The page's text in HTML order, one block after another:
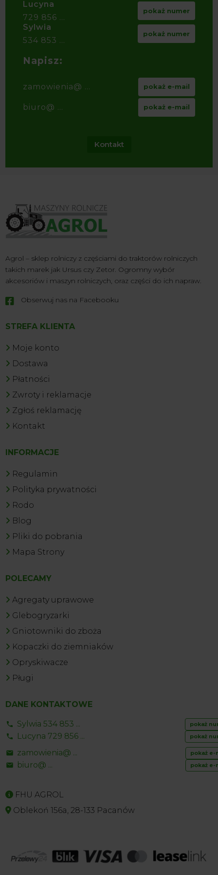
Lucyna
729 856 ...
pokaż numer
Sylwia
534 853 ...
pokaż numer
Napisz:
zamowienia@ ... pokaż e-mail
biuro@ ... pokaż e-mail
Kontakt
Agrol – sklep rolniczy z częściami do traktorów rolniczych
takich marek jak Ursus czy Zetor. Ogromny wybór
akcesoriów i maszyn rolniczych, oraz części do ich napraw.
 Obserwuj nas na Facebooku
STREFA KLIENTA
Moje konto
Dostawa
Płatności
Zwroty i reklamacje
Zgłoś reklamację
Kontakt
INFORMACJE
Regulamin
Polityka prywatności
Rodo
Blog
Pliki do pobrania
Mapa Strony
POLECAMY
Agregaty uprawowe
Glebogryzarki
Gniotowniki do zboża
Kopaczki do ziemniaków
Opryskiwacze
Pługi
DANE KONTAKTOWE
Sylwia 534 853 ... pokaż
Lucyna 729 856 ... pokaż
zamowienia@ ... pokaż e-
biuro@ ... pokaż e-
FHU AGROL
Oblekoń 156a, 28-133 Pacanów